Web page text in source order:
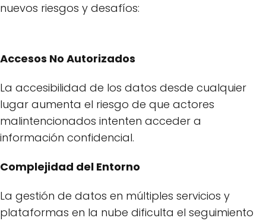
nuevos riesgos y desafíos:
Accesos No Autorizados
La accesibilidad de los datos desde cualquier
lugar aumenta el riesgo de que actores
malintencionados intenten acceder a
información confidencial.
Complejidad del Entorno
La gestión de datos en múltiples servicios y
plataformas en la nube dificulta el seguimiento